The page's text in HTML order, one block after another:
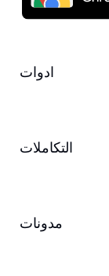
ادوات
التكاملات
مدونات